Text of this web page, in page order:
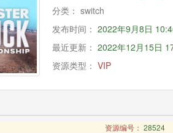
分类： switch
发布时间： 2022年9月8日
最近更新： 2022年12月15日
资源类型： VIP
资源编号： 28524